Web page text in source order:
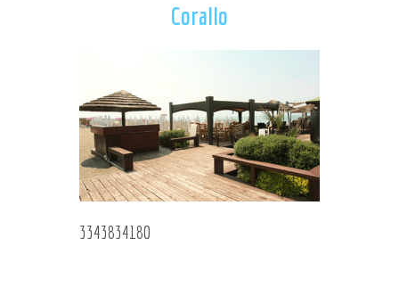
Corallo
3343834180